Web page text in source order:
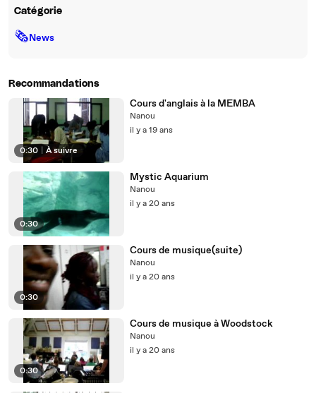
Catégorie
🗞News
Recommandations
0:30 À suivre
Cours d'anglais à la MEMBA
Nanou
il y a 19 ans
0:30
Mystic Aquarium
Nanou
il y a 20 ans
0:30
Cours de musique(suite)
Nanou
il y a 20 ans
0:30
Cours de musique à Woodstock
Nanou
il y a 20 ans